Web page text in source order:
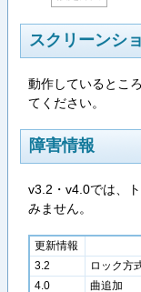
スクリーンシ
動作しているとこ
てください。
障害情報
v3.2・v4.0では、
みません。
更新情報
3.2
ロック方
4.0
曲追加